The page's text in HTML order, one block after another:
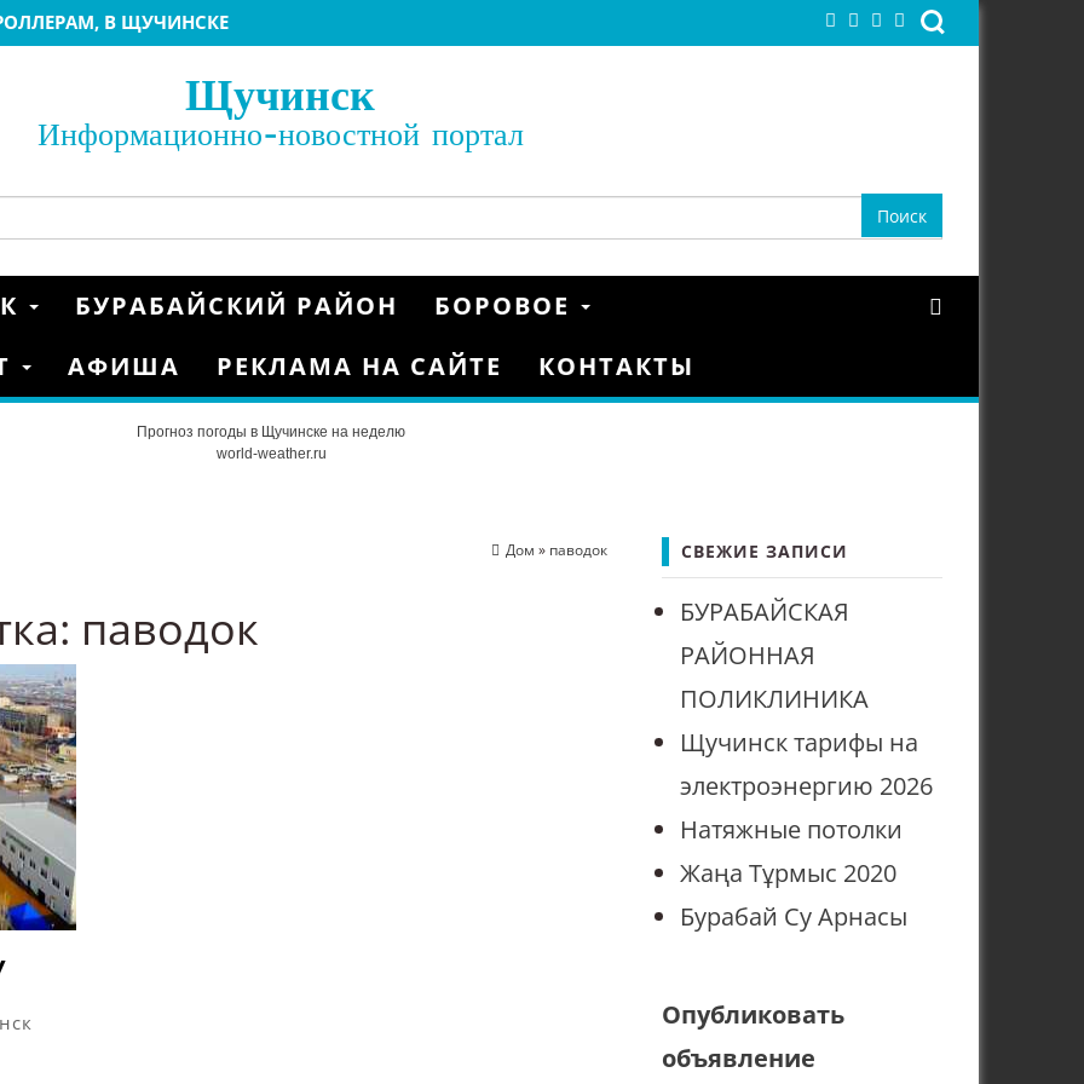
В ЩУЧИНСКЕ
2022
ГРУППОВОГО ЭТАПА КУБКА КАЗАХСТАНА
Г.ЩУЧИНСК
Щучинск
Информационно-новостной портал
БУРАБАЙСКИЙ РАЙОН
БОРОВОЕ
АФИША РЕКЛАМА НА САЙТЕ КОНТАКТЫ
Прогноз погоды в Щучинске на неделю
world-weather.ru
Дом » паводок
паводок
СВЕЖИЕ ЗАПИСИ
БУРАБАЙСКАЯ
РАЙОННАЯ
ПОЛИКЛИНИКА
Щучинск тарифы на
электроэнергию 2026
Натяжные потолки
Жаңа Тұрмыс 2020
Бурабай Су Арнасы
Опубликовать
объявление